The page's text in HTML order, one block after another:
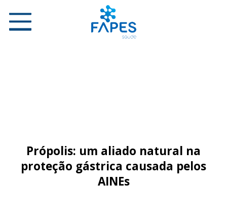
Própolis: um aliado natural na
proteção gástrica causada pelos
AINEs